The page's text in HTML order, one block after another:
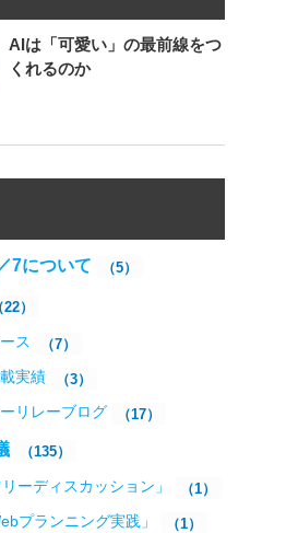
AIは「可愛い」の最前線をつ
くれるのか
7について （5）
22）
ス （7）
実績 （3）
リレーブログ （17）
（135）
ーディスカッション」 （1）
プランニング実践」 （1）